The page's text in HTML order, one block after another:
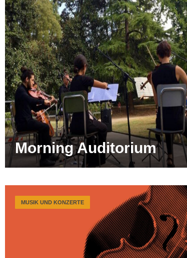
Morning Auditorium
MUSIK UND KONZERTE